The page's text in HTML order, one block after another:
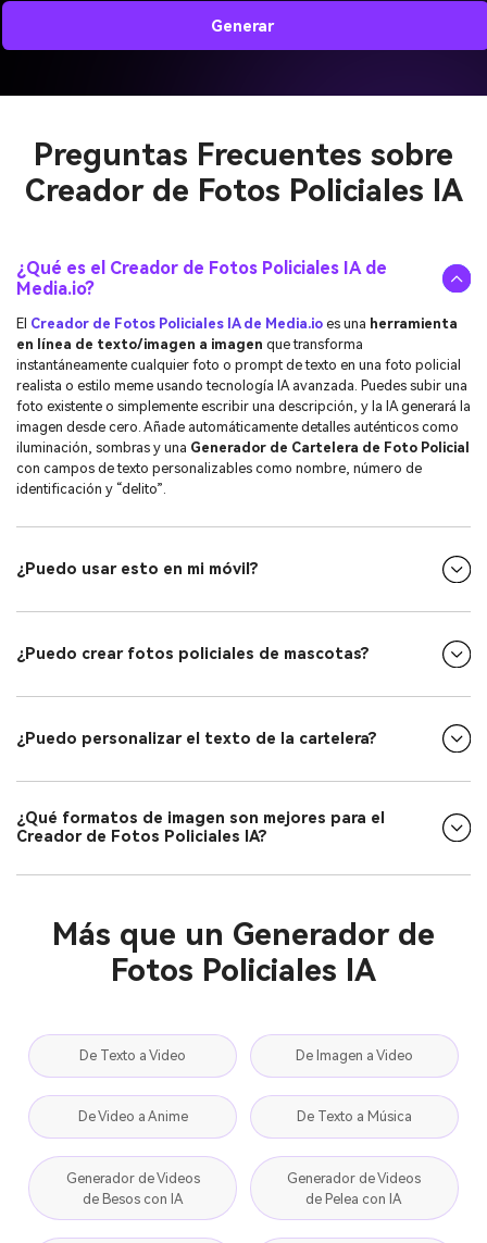
Generar
Preguntas Frecuentes sobre
Creador de Fotos Policiales IA
¿Qué es el Creador de Fotos Policiales IA de
Media.io?
El Creador de Fotos Policiales IA de Media.io es una herramienta
en línea de texto/imagen a imagen que transforma
instantáneamente cualquier foto o prompt de texto en una foto policial
realista o estilo meme usando tecnología IA avanzada. Puedes subir una
foto existente o simplemente escribir una descripción, y la IA generará la
imagen desde cero. Añade automáticamente detalles auténticos como
iluminación, sombras y una Generador de Cartelera de Foto Policial
con campos de texto personalizables como nombre, número de
identificación y “delito”.
¿Puedo usar esto en mi móvil?
¿Puedo crear fotos policiales de mascotas?
¿Puedo personalizar el texto de la cartelera?
¿Qué formatos de imagen son mejores para el
Creador de Fotos Policiales IA?
Más que un Generador de
Fotos Policiales IA
De Texto a Video De Imagen a Video
De Video a Anime De Texto a Música
Generador de Videos
de Besos con IA
Generador de Videos
de Pelea con IA